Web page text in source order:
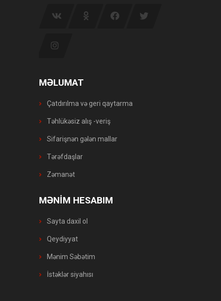
MƏLUMAT
Çatdırılma və geri qaytarma
Təhlükəsiz alış -veriş
Sifarişnən gələn mallar
Tərəfdaşlar
Zəmanət
MƏNİM HESABIM
Sayta daxil ol
Qeydiyyat
Mənim Səbətim
İstəklər siyahısı